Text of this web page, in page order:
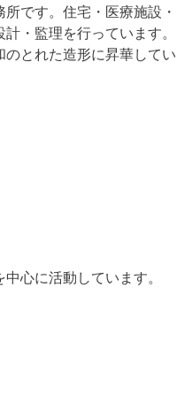
です。住宅・医療施設・
・監理を行っています。
とれた造形に昇華してい
心に活動しています。